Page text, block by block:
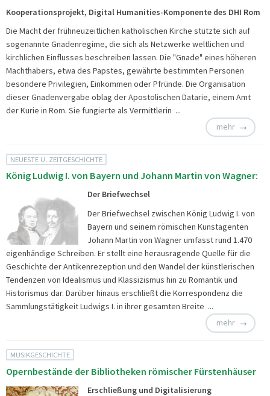
Kooperationsprojekt, Digital Humanities-Komponente des DHI Rom
Die Macht der frühneuzeitlichen katholischen Kirche stützte sich auf
sogenannte Gnadenregime, die sich als Netzwerke weltlichen und
kirchlichen Einflusses beschreiben lassen. Die "Gnade" eines höheren
Machthabers, etwa des Papstes, gewährte bestimmten Personen
besondere Privilegien, Einkommen oder Pfründe. Die Organisation
dieser Gnadenvergabe oblag der Apostolischen Datarie, einem Amt
der Kurie in Rom. Sie fungierte als Vermittlerin ...
mehr
NEUESTE U. ZEITGESCHICHTE
König Ludwig I. von Bayern und Johann Martin von Wagner:
Der Briefwechsel
Der Briefwechsel zwischen König Ludwig I. von
Bayern und seinem römischen Kunstagenten
Johann Martin von Wagner umfasst rund 1.470
eigenhändige Schreiben. Er stellt eine herausragende Quelle für die
Geschichte der Antikenrezeption und den Wandel der künstlerischen
Tendenzen von Idealismus und Klassizismus hin zu Romantik und
Historismus dar. Darüber hinaus erschließt die Korrespondenz die
Sammlungstätigkeit Ludwigs I. in ihrer gesamten Breite ...
mehr
MUSIKGESCHICHTE
Opernbestände der Bibliotheken römischer Fürstenhäuser
Erschließung und Digitalisierung